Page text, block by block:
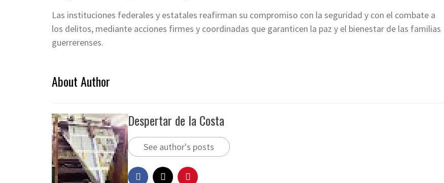
Las instituciones federales y estatales reafirman su compromiso con la seguridad y con el combate a
los delitos, mediante acciones firmes y coordinadas que garanticen la paz y el bienestar de las familias
guerrerenses.
About Author
Despertar de la Costa
See author's posts